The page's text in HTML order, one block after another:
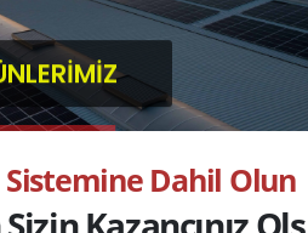
Sistemine Dahil Olun